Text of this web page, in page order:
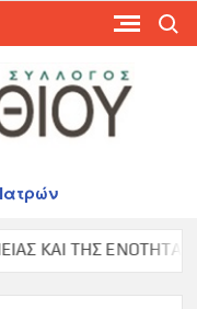
ΚΑΙ ΤΗΣ ΕΝΟΤΗΤΑΣ